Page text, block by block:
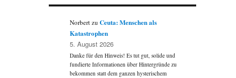
NorbertzuCeuta: Menschen als
Katastrophen
5. August 2026
Danke für den Hinweis! Es tut gut, solide und
fundierte Informationen über Hintergründe zu
bekommen statt dem ganzen hysterischem